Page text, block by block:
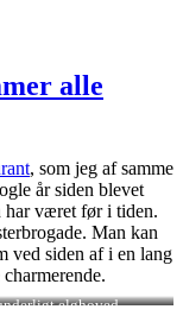
alle
, som jeg af samme
år siden blevet
har været før i tiden.
Man kan
ved siden af i en lang
elghoved